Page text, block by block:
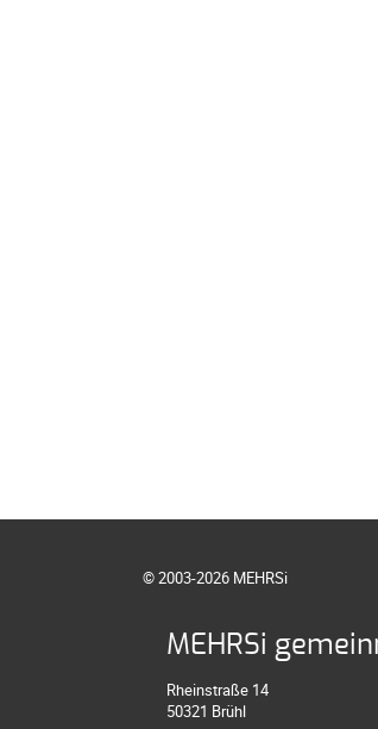
© 2003-2026 MEHRSi
MEHRSi
Rheinstraße 14
50321 Brühl